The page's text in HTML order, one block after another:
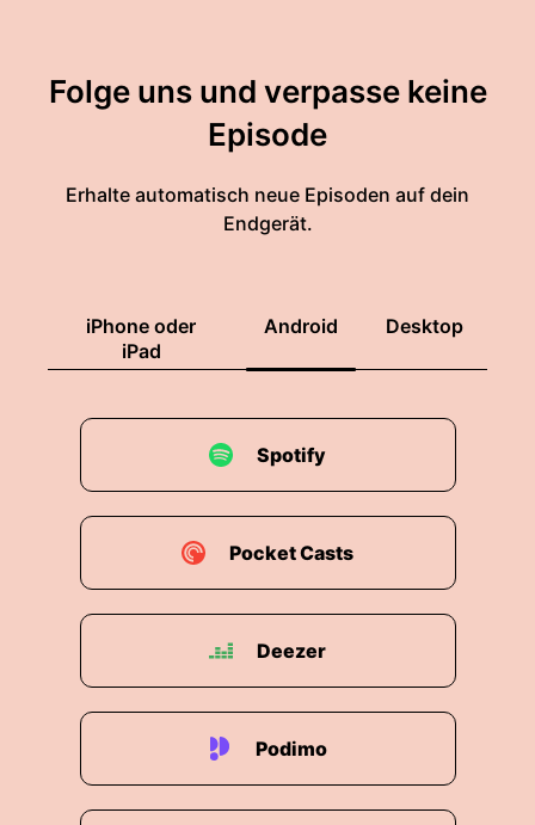
Folge uns und verpasse keine
Episode
Erhalte automatisch neue Episoden auf dein
Endgerät.
iPhone oder
iPad
Android Desktop
Spotify
Pocket Casts
Deezer
Podimo